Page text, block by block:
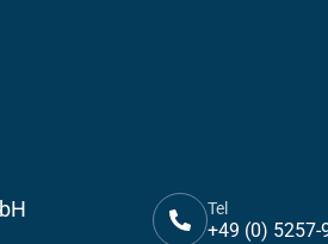
Tel
+49 (0) 5257-